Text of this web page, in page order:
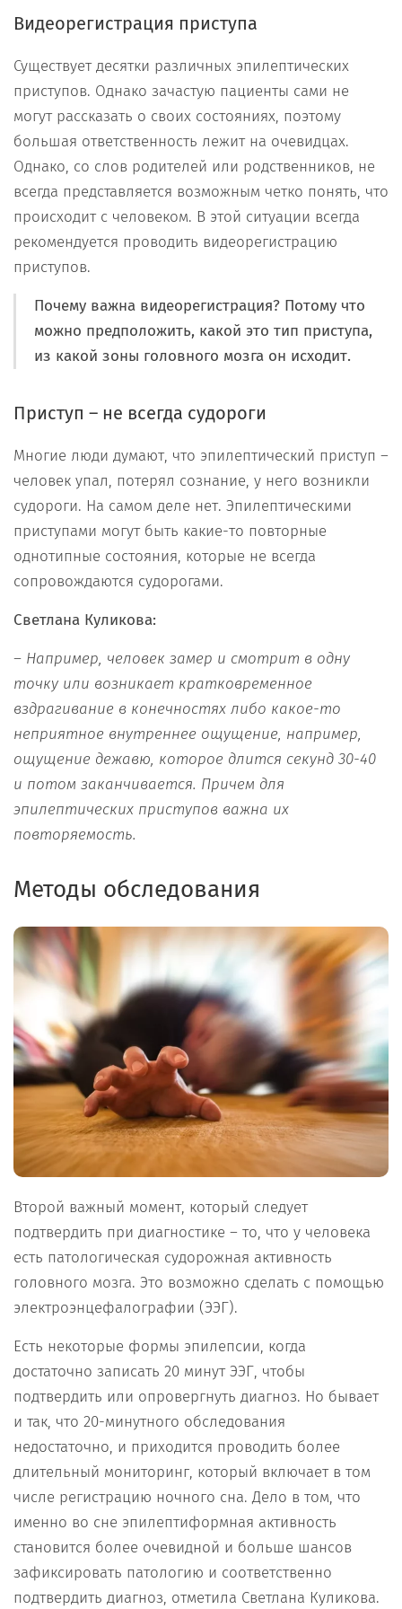
Видеорегистрация приступа
Существует десятки различных эпилептических
приступов. Однако зачастую пациенты сами не
могут рассказать о своих состояниях, поэтому
большая ответственность лежит на очевидцах.
Однако, со слов родителей или родственников, не
всегда представляется возможным четко понять, что
происходит с человеком. В этой ситуации всегда
рекомендуется проводить видеорегистрацию
приступов.
Почему важна видеорегистрация? Потому что
можно предположить, какой это тип приступа,
из какой зоны головного мозга он исходит.
Приступ – не всегда судороги
Многие люди думают, что эпилептический приступ –
человек упал, потерял сознание, у него возникли
судороги. На самом деле нет. Эпилептическими
приступами могут быть какие-то повторные
однотипные состояния, которые не всегда
сопровождаются судорогами.
Светлана Куликова:
– Например, человек замер и смотрит в одну
точку или возникает кратковременное
вздрагивание в конечностях либо какое-то
неприятное внутреннее ощущение, например,
ощущение дежавю, которое длится секунд 30-40
и потом заканчивается. Причем для
эпилептических приступов важна их
повторяемость.
Методы обследования
Второй важный момент, который следует
подтвердить при диагностике – то, что у человека
есть патологическая судорожная активность
головного мозга. Это возможно сделать с помощью
электроэнцефалографии (ЭЭГ).
Есть некоторые формы эпилепсии, когда
достаточно записать 20 минут ЭЭГ, чтобы
подтвердить или опровергнуть диагноз. Но бывает
и так, что 20-минутного обследования
недостаточно, и приходится проводить более
длительный мониторинг, который включает в том
числе регистрацию ночного сна. Дело в том, что
именно во сне эпилептиформная активность
становится более очевидной и больше шансов
зафиксировать патологию и соответственно
подтвердить диагноз, отметила Светлана Куликова.